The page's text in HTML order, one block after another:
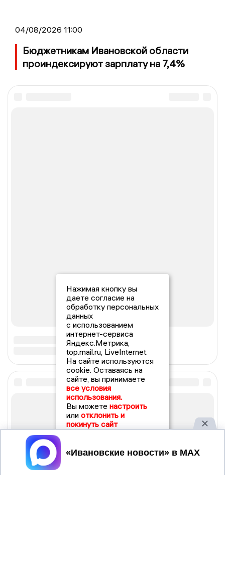
04/08/2026 11:00
Бюджетникам Ивановской области
проиндексируют зарплату на 7,4%
Нажимая кнопку вы
даете согласие на
обработку персональных
данных
с использованием
интернет-сервиса
Яндекс.Метрика,
top.mail.ru, LiveInternet.
На сайте используются
cookie. Оставаясь на
сайте, вы принимаете
все условия
использования.
Вы можете настроить
или отклонить и
покинуть сайт
Принять